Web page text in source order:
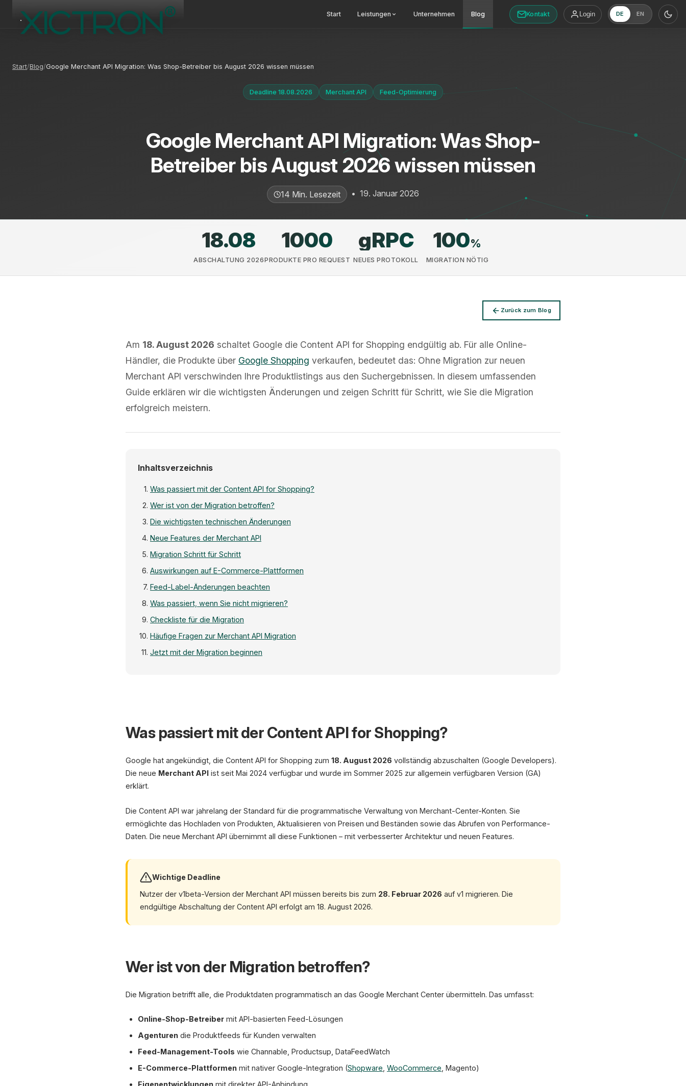
Start Leistungen Unternehmen Blog Kontakt Login DE EN
Start Blog Google Merchant API Migration: Was Shop-Betreiber bis August 2026 wissen müssen
Deadline 18.08.2026 Merchant API Feed-Optimierung
Google Merchant API Migration: Was Shop-
Betreiber bis August 2026 wissen müssen
14 Min. Lesezeit • 19. Januar 2026
18.08
ABSCHALTUNG 2026
1000
PRODUKTE PRO REQUEST
gRPC
NEUES PROTOKOLL
100%
MIGRATION NÖTIG
Zurück zum Blog
Am 18. August 2026 schaltet Google die Content API for Shopping endgültig ab. Für alle Online-
Händler, die Produkte über Google Shopping verkaufen, bedeutet das: Ohne Migration zur neuen
Merchant API verschwinden Ihre Produktlistings aus den Suchergebnissen. In diesem umfassenden
Guide erklären wir die wichtigsten Änderungen und zeigen Schritt für Schritt, wie Sie die Migration
erfolgreich meistern.
Inhaltsverzeichnis
Was passiert mit der Content API for Shopping?
Wer ist von der Migration betroffen?
Die wichtigsten technischen Änderungen
Neue Features der Merchant API
Migration Schritt für Schritt
Auswirkungen auf E-Commerce-Plattformen
Feed-Label-Änderungen beachten
Was passiert, wenn Sie nicht migrieren?
Checkliste für die Migration
Häufige Fragen zur Merchant API Migration
Jetzt mit der Migration beginnen
ALTE API
Deadline: 18. August 2026
Was passiert mit der Content API for Shopping?
Google hat angekündigt, die Content API for Shopping zum 18. August 2026 vollständig abzuschalten (Google Developers).
Die neue Merchant API ist seit Mai 2024 verfügbar und wurde im Sommer 2025 zur allgemein verfügbaren Version (GA)
erklärt.
Die Content API war jahrelang der Standard für die programmatische Verwaltung von Merchant-Center-Konten. Sie
ermöglichte das Hochladen von Produkten, Aktualisieren von Preisen und Beständen sowie das Abrufen von Performance-
Daten. Die neue Merchant API übernimmt all diese Funktionen – mit verbesserter Architektur und neuen Features.
Wichtige Deadline
Nutzer der v1beta-Version der Merchant API müssen bereits bis zum 28. Februar 2026 auf v1 migrieren. Die
endgültige Abschaltung der Content API erfolgt am 18. August 2026.
Wer ist von der Migration betroffen?
Die Migration betrifft alle, die Produktdaten programmatisch an das Google Merchant Center übermitteln. Das umfasst:
Online-Shop-Betreiber mit API-basierten Feed-Lösungen
Agenturen die Produktfeeds für Kunden verwalten
Feed-Management-Tools wie Channable, Productsup, DataFeedWatch
E-Commerce-Plattformen mit nativer Google-Integration (Shopware WooCommerce , Magento)
Eigenentwicklungen mit direkter API-Anbindung